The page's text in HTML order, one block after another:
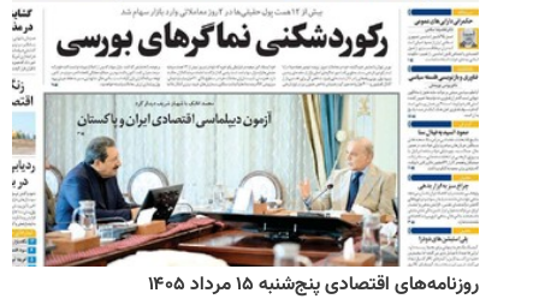
روزنامه‌های اقتصادی پنج‌شنبه ۱۵ مرداد ۱۴۰۵